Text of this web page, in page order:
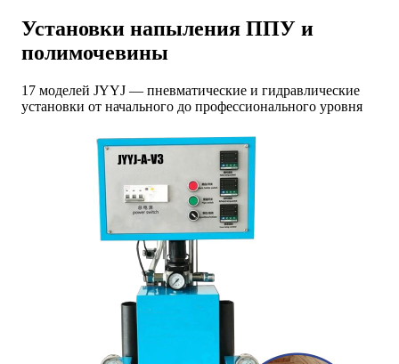
Установки напыления ППУ и
полимочевины
17 моделей JYYJ — пневматические и гидравлические
установки от начального до профессионального уровня